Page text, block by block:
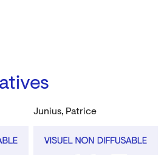
Junius, Patrice